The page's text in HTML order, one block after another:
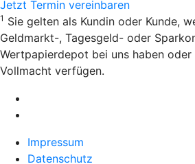
Jetzt Termin vereinbaren
1 Sie gelten als Kundin oder Kunde,
Geldmarkt-, Tagesgeld- oder
Wertpapierdepot bei uns haben
Vollmacht verfügen.
Impressum
Datenschutz